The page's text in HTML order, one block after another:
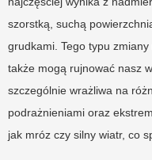
szorstką, suchą
grudkami. Tego typu
także mogą rujnować nasz
szczególnie wrażliwa na
podrażnieniami oraz
jak mróz czy silny wiatr, co